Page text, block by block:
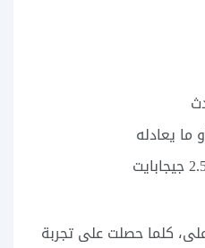
كلما حصلت على تجربة